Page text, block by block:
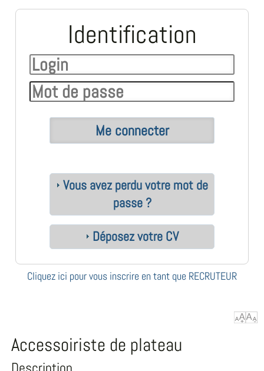
Identification
Vous avez perdu votre mot de
passe ?
Déposez votre CV
Cliquez ici pour vous inscrire en tant que RECRUTEUR
Accessoiriste de plateau